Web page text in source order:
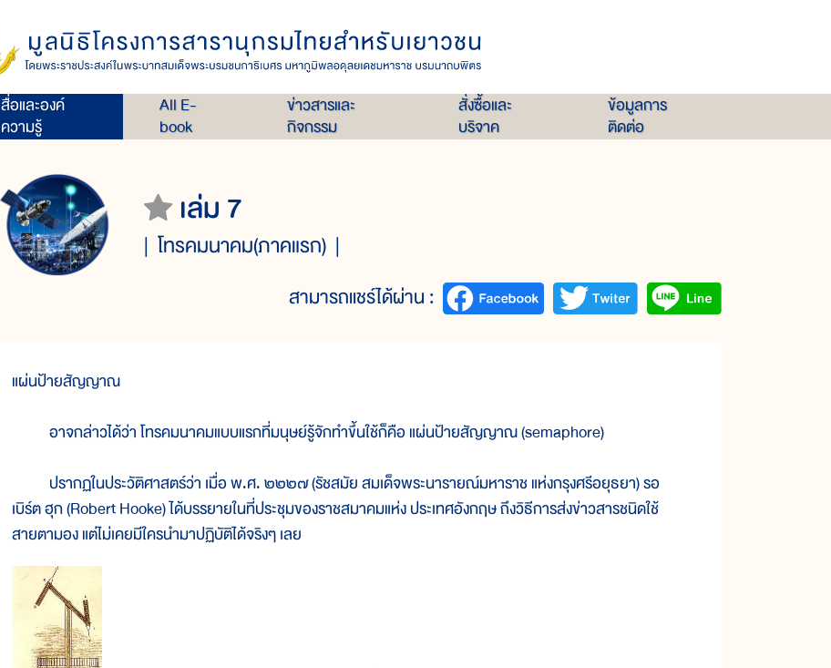
สื่อและองค์
ความรู้
All E-
book
ข่าวสารและ
กิจกรรม
สั่งซื้อและ
บริจาค
ข้อมูลการ
ติดต่อ
เล่ม 7
โทรคมนาคม(ภาคแรก)
สามารถแชร์ได้ผ่าน :
แผ่นป้ายสัญญาณ
อาจกล่าวได้ว่า โทรคมนาคมแบบแรกที่มนุษย์รู้จักทำขึ้นใช้ก็คือ แผ่นป้ายสัญญาณ (semaphore)
ปรากฏในประวัติศาสตร์ว่า เมื่อ พ.ศ. ๒๒๒๗ (รัชสมัย สมเด็จพระนารายณ์มหาราช แห่งกรุงศรีอยุธยา) รอ
เบิร์ต ฮุก (Robert Hooke) ได้บรรยายในที่ประชุมของราชสมาคมแห่ง ประเทศอังกฤษ ถึงวิธีการส่งข่าวสารชนิดใช้
สายตามอง แต่ไม่เคยมีใครนำมาปฏิบัติได้จริงๆ เลย